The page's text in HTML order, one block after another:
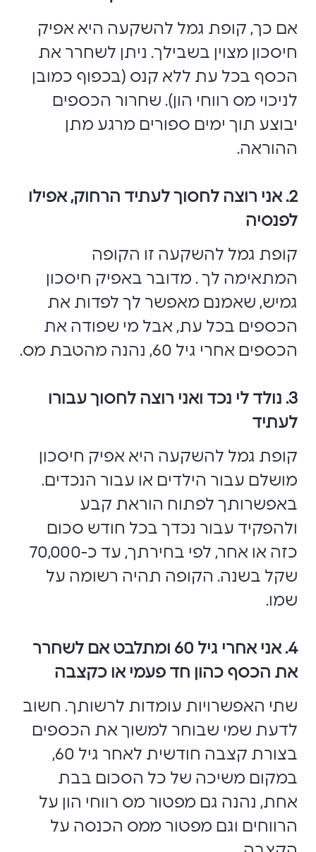
אם כך, קופת גמל להשקעה היא אפיק
חיסכון מצוין בשבילך. ניתן לשחרר את
הכסף בכל עת ללא קנס (בכפוף כמובן
לניכוי מס רווחי הון). שחרור הכספים
יבוצע תוך ימים ספורים מרגע מתן
ההוראה.
2. אני רוצה לחסוך לעתיד הרחוק, אפילו
לפנסיה
קופת גמל להשקעה זו הקופה
המתאימה לך . מדובר באפיק חיסכון
גמיש, שאמנם מאפשר לך לפדות את
הכספים בכל עת, אבל מי שפודה את
הכספים אחרי גיל 60, נהנה מהטבת מס.
3. נולד לי נכד ואני רוצה לחסוך עבורו
לעתיד
קופת גמל להשקעה היא אפיק חיסכון
מושלם עבור הילדים או עבור הנכדים.
באפשרותך לפתוח הוראת קבע
ולהפקיד עבור נכדך בכל חודש סכום
כזה או אחר, לפי בחירתך, עד כ-70,000
שקל בשנה. הקופה תהיה רשומה על
שמו.
4. אני אחרי גיל 60 ומתלבט אם לשחרר
את הכסף כהון חד פעמי או כקצבה
שתי האפשרויות עומדות לרשותך. חשוב
לדעת שמי שבוחר למשוך את הכספים
בצורת קצבה חודשית לאחר גיל 60,
במקום משיכה של כל הסכום בבת
אחת, נהנה גם מפטור מס רווחי הון על
הרווחים וגם מפטור ממס הכנסה על